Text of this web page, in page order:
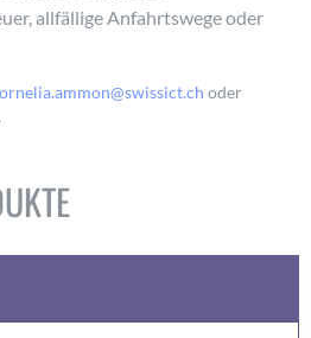
allfällige Anfahrtswege oder
oder